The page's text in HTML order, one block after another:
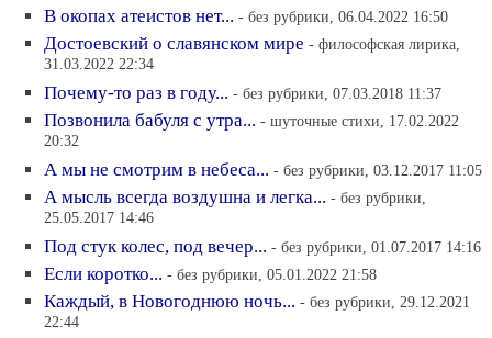
В окопах атеистов нет... - без рубрики, 06.04.2022 16:50
Достоевский о славянском мире - философская лирика,
31.03.2022 22:34
Почему-то раз в году... - без рубрики, 07.03.2018 11:37
Позвонила бабуля с утра... - шуточные стихи, 17.02.2022
20:32
А мы не смотрим в небеса... - без рубрики, 03.12.2017 11:05
А мысль всегда воздушна и легка... - без рубрики,
25.05.2017 14:46
Под стук колес, под вечер... - без рубрики, 01.07.2017 14:16
Если коротко... - без рубрики, 05.01.2022 21:58
Каждый, в Новогоднюю ночь... - без рубрики, 29.12.2021
22:44